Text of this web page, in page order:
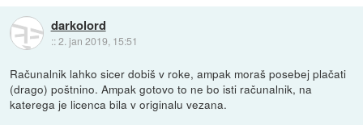
darkolord
::2. jan 2019, 15:51
Računalnik lahko sicer dobiš v roke, ampak moraš posebej plačati
(drago) poštnino. Ampak gotovo to ne bo isti računalnik, na
katerega je licenca bila v originalu vezana.